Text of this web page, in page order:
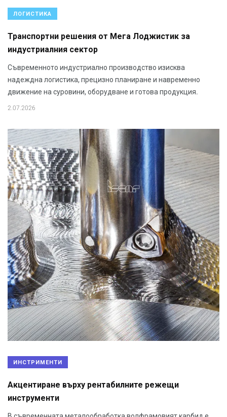
ЛОГИСТИКА
Транспортни решения от Мега Лоджистик за
индустриалния сектор
Съвременното индустриално производство изисква
надеждна логистика, прецизно планиране и навременно
движение на суровини, оборудване и готова продукция.
2.07.2026
ИНСТРИМЕНТИ
Акцентиране върху рентабилните режещи
инструменти